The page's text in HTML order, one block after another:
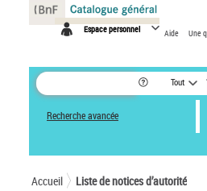
Espace personnel Aide Une
Tout
Recherche avancée
Accueil Liste de notices d’autorité
Panneau de gestion des cookies